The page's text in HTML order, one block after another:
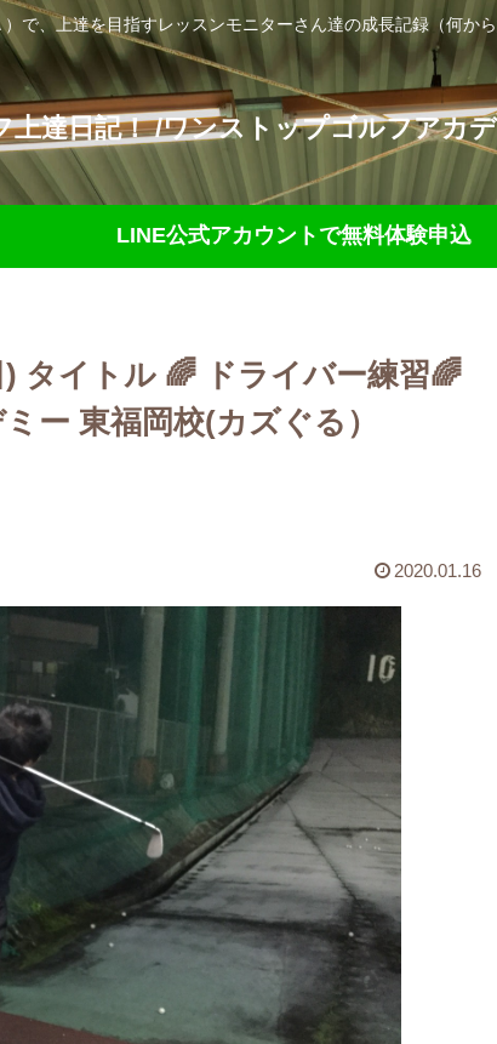
で、上達を目指すレッスンモニターさん達の成長記録（何か
上達日記！ /ワンストップゴルフアカ
LINE公式アカウントで無料体験申込
) タイトル 🌈 ドライバー練習🌈
ー 東福岡校(カズぐる）
2020.01.16